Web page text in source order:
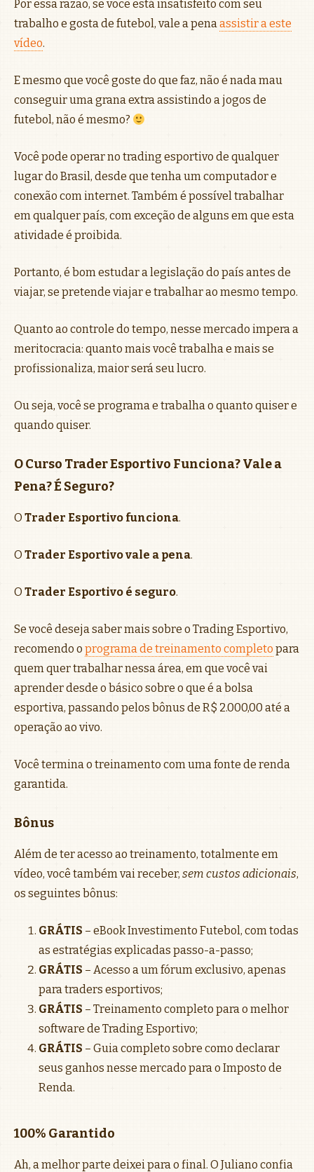
Por essa razão, se você está insatisfeito com seu
trabalho e gosta de futebol, vale a penaassistir a este
vídeo.
E mesmo que você goste do que faz, não é nada mau
conseguir uma grana extra assistindo a jogos de
futebol, não é mesmo?
Você pode operar no trading esportivo de qualquer
lugar do Brasil, desde que tenha um computador e
conexão com internet. Também é possível trabalhar
em qualquer país, com exceção de alguns em que esta
atividade é proibida.
Portanto, é bom estudar a legislação do país antes de
viajar, se pretende viajar e trabalhar ao mesmo tempo.
Quanto ao controle do tempo, nesse mercado impera a
meritocracia: quanto mais você trabalha e mais se
profissionaliza, maior será seu lucro.
Ou seja, você se programa e trabalha o quanto quiser e
quando quiser.
O Curso Trader Esportivo Funciona? Vale a
Pena? É Seguro?
O Trader Esportivo funciona.
O Trader Esportivo vale a pena.
O Trader Esportivo é seguro.
Se você deseja saber mais sobre o Trading Esportivo,
recomendo o programa de treinamento completo para
quem quer trabalhar nessa área, em que você vai
aprender desde o básico sobre o que é a bolsa
esportiva, passando pelos bônus de R$ 2.000,00 até a
operação ao vivo.
Você termina o treinamento com uma fonte de renda
garantida.
Bônus
Além de ter acesso ao treinamento, totalmente em
vídeo, você também vai receber, sem custos adicionais,
os seguintes bônus:
GRÁTIS – eBook Investimento Futebol, com todas
as estratégias explicadas passo-a-passo;
GRÁTIS – Acesso a um fórum exclusivo, apenas
para traders esportivos;
GRÁTIS – Treinamento completo para o melhor
software de Trading Esportivo;
GRÁTIS – Guia completo sobre como declarar
seus ganhos nesse mercado para o Imposto de
Renda.
100% Garantido
Ah, a melhor parte deixei para o final. O Juliano confia